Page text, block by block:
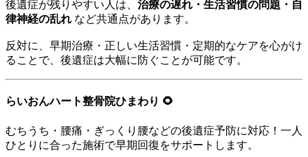
後遺症が残りやすい人は、 治療の遅れ・生活習慣の問題・自
律神経の乱れ など共通点があります。
反対に、早期治療・正しい生活習慣・定期的なケアを心がけ
ることで、後遺症は大幅に防ぐことが可能です。
らいおんハート整骨院ひまわり 🌻
むちうち・腰痛・ぎっくり腰などの後遺症予防に対応！一人
ひとりに合った施術で早期回復をサポートします。